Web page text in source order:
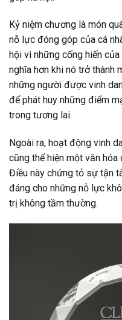
Kỷ niệm chương là món
nỗ lực đóng góp của cá
hội vì những cống hiến
nghĩa hơn khi nó trở thành
những người được vinh
để phát huy những điểm
trong tương lai.
Ngoài ra, hoạt động vinh
cũng thể hiện một văn hóa
Điều này chứng tỏ sự tận
đáng cho những nỗ lực
trị không tầm thường.